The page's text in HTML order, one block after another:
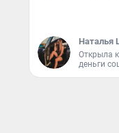
Наталья
Открыла
деньги